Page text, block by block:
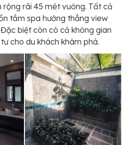
rộng rãi 45 mét vuông. Tất cả
tắm spa hướng thẳng view
biệt còn có cả không gian
cho du khách khám phá.